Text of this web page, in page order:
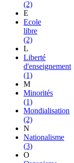
(2)
E
Ecole
libre
(2)
L
Liberté
d'enseignement
(1)
M
Minorités
(1)
Mondialisation
(2)
N
Nationalisme
(3)
O